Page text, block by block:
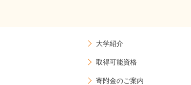
大学紹介
取得可能資格
寄附金のご案内